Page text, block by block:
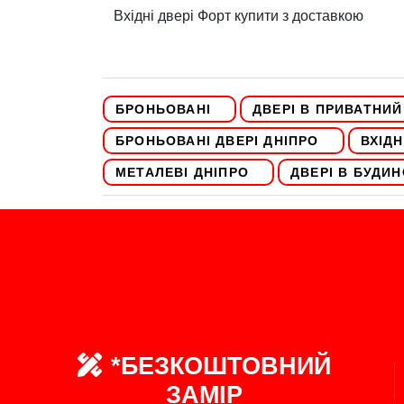
Вхідні двері Форт купити з доставкою
БРОНЬОВАНІ ДВЕРІ В
БРОНЬОВАНІ ДВЕРІ ДНІПРО
МЕТАЛЕВІ ДНІПРО ДВЕРІ В
*БЕЗКОШТОВНИЙ
ЗАМІР